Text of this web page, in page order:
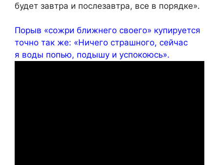
будет завтра и послезавтра, все в порядке».
Порыв «сожри ближнего своего» купируется
точно так же: «Ничего страшного, сейчас
я воды попью, подышу и успокоюсь».